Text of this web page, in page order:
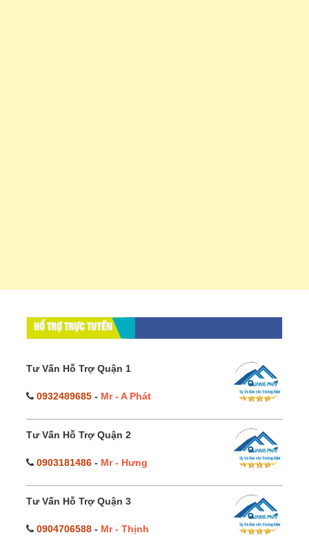
HỔ TRỢ TRỰC TUYẾN
Tư Vấn Hỗ Trợ Quận 1
0932489685 - Mr - A Phát
Tư Vấn Hỗ Trợ Quận 2
0903181486 - Mr - Hưng
Tư Vấn Hỗ Trợ Quận 3
0904706588 - Mr - Thịnh